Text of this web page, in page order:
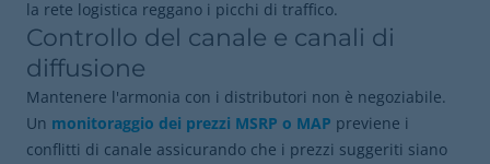
la rete logistica reggano i picchi di traffico.
Controllo del canale e canali di
diffusione
Mantenere l'armonia con i distributori non è negoziabile.
Un monitoraggio dei prezzi MSRP o MAP previene i
conflitti di canale assicurando che i prezzi suggeriti siano